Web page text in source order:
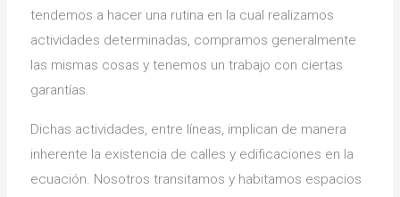
tendemos a hacer una rutina en la cual realizamos
actividades determinadas, compramos generalmente
las mismas cosas y tenemos un trabajo con ciertas
garantías.
Dichas actividades, entre líneas, implican de manera
inherente la existencia de calles y edificaciones en la
ecuación. Nosotros transitamos y habitamos espacios